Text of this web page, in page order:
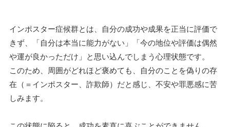
インポスター症候群とは、自分の成功や成果を正当に評価で
きず、「自分は本当に能力がない」「今の地位や評価は偶然
や運が良かっただけ」と思い込んでしまう心理状態です。
このため、周囲がどれほど褒めても、自分のことを偽りの存
在（＝インポスター、詐欺師）だと感じ、不安や罪悪感に苦
しみます。